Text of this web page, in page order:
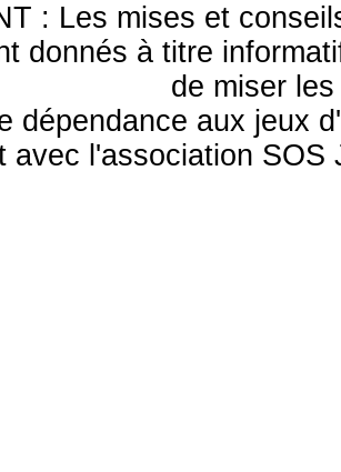
: Les mises et
donnés à titre
de miser
dépendance aux jeux
avec l'association